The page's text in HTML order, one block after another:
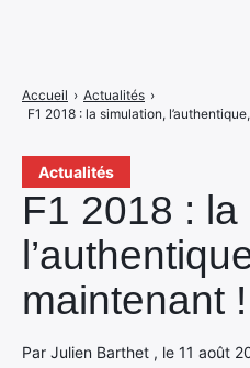
Actualités
F1 2018 :
maintenant !
Par Julien Barthet , le 11 août
Accueil › Actualités ›
F1 2018 : la simulation,